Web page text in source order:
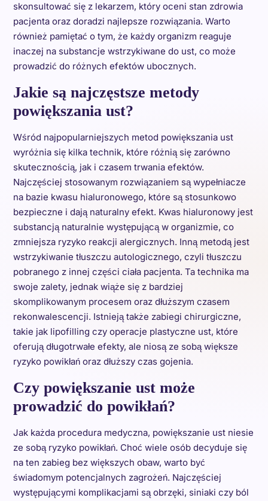
skonsultować się z lekarzem, który oceni stan zdrowia
pacjenta oraz doradzi najlepsze rozwiązania. Warto
również pamiętać o tym, że każdy organizm reaguje
inaczej na substancje wstrzykiwane do ust, co może
prowadzić do różnych efektów ubocznych.
Jakie są najczęstsze metody
powiększania ust?
Wśród najpopularniejszych metod powiększania ust
wyróżnia się kilka technik, które różnią się zarówno
skutecznością, jak i czasem trwania efektów.
Najczęściej stosowanym rozwiązaniem są wypełniacze
na bazie kwasu hialuronowego, które są stosunkowo
bezpieczne i dają naturalny efekt. Kwas hialuronowy jest
substancją naturalnie występującą w organizmie, co
zmniejsza ryzyko reakcji alergicznych. Inną metodą jest
wstrzykiwanie tłuszczu autologicznego, czyli tłuszczu
pobranego z innej części ciała pacjenta. Ta technika ma
swoje zalety, jednak wiąże się z bardziej
skomplikowanym procesem oraz dłuższym czasem
rekonwalescencji. Istnieją także zabiegi chirurgiczne,
takie jak lipofilling czy operacje plastyczne ust, które
oferują długotrwałe efekty, ale niosą ze sobą większe
ryzyko powikłań oraz dłuższy czas gojenia.
Czy powiększanie ust może
prowadzić do powikłań?
Jak każda procedura medyczna, powiększanie ust niesie
ze sobą ryzyko powikłań. Choć wiele osób decyduje się
na ten zabieg bez większych obaw, warto być
świadomym potencjalnych zagrożeń. Najczęściej
występującymi komplikacjami są obrzęki, siniaki czy ból